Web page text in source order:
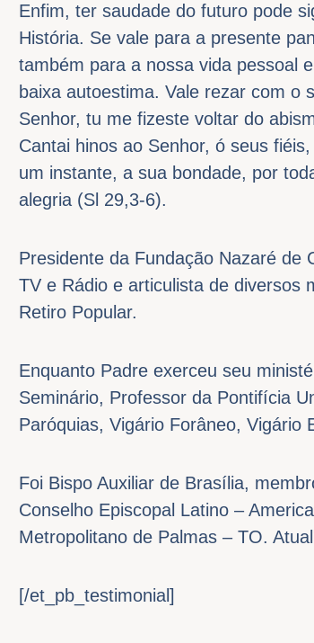
Enfim, ter saudade do futuro pode
História. Se vale para a presente
também para a nossa vida pessoal
baixa autoestima. Vale rezar com o
Senhor, tu me fizeste voltar do
Cantai hinos ao Senhor, ó seus
um instante, a sua bondade, por
alegria (Sl 29,3-6).​
Presidente da Fundação Nazaré de
TV e Rádio e articulista de diversos
Retiro Popular.
Enquanto Padre exerceu seu
Seminário, Professor da Pontifícia
Paróquias, Vigário Forâneo, Vigário
Foi Bispo Auxiliar de Brasília,
Conselho Episcopal Latino –
Metropolitano de Palmas – TO.
[/et_pb_testimonial]